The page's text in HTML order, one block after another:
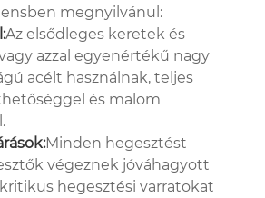
megnyilvánul:
Az elsődleges keretek és
azzal egyenértékű nagy
acélt használnak, teljes
és malom
Minden hegesztést
végeznek jóváhagyott
hegesztési varratokat